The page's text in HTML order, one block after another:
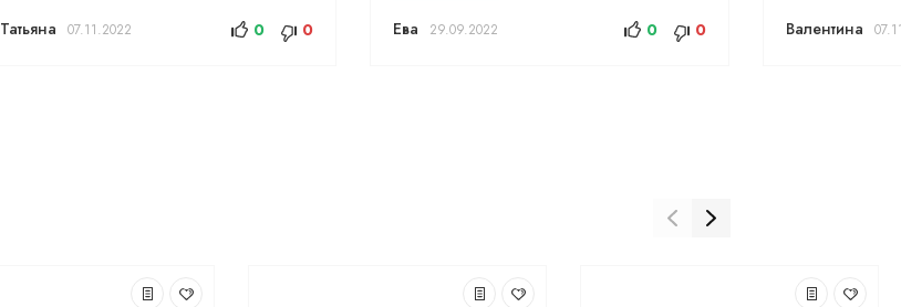
Татьяна 07.11.2022 0 0
Ева
29.09.2022 0 0 Валентина